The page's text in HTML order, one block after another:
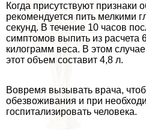
Когда присутствуют признаки
рекомендуется пить мелкими
секунд. В течение 10 часов
симптомов выпить из расчета
килограмм веса. В этом
этот объем составит 4,8 л.
Вовремя вызывать врача,
обезвоживания и при
госпитализировать человека.